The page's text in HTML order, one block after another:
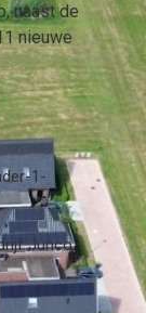
naast de
nieuwe
1-
Junco.